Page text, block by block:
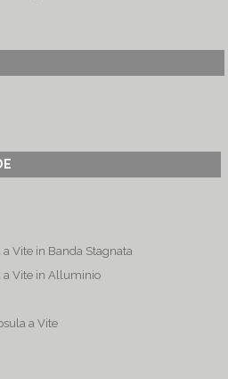
Vite in Banda Stagnata
a Vite in Alluminio
a Vite